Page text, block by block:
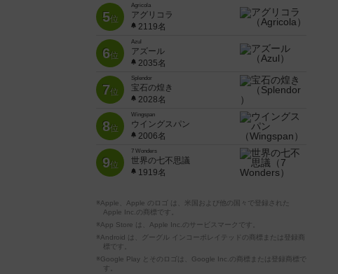
5位
Agricola
アグリコラ
2119名
6位
Azul
アズール
2035名
7位
Splendor
宝石の煌き
2028名
8位
Wingspan
ウイングスパン
2006名
9位
7 Wonders
世界の七不思議
1919名
※Apple、Apple のロゴ は、米国および他の国々で登録された
Apple Inc.の商標です。
※App Store は、Apple Inc.のサービスマークです。
※Android は、グーグル インコーポレイテッドの商標または登録商
標です。
※Google Play とそのロゴは、Google Inc.の商標または登録商標で
す。